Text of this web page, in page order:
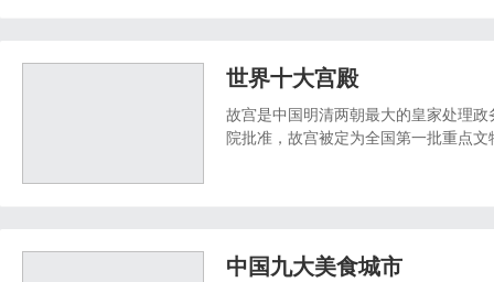
世界十大宫殿
故宫是中国明清两朝最大的皇家处理
院批准，故宫被定为全国第一批重点文
中国九大美食城市